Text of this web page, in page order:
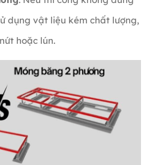
dụng vật liệu kém chất lượng,
hoặc lún.